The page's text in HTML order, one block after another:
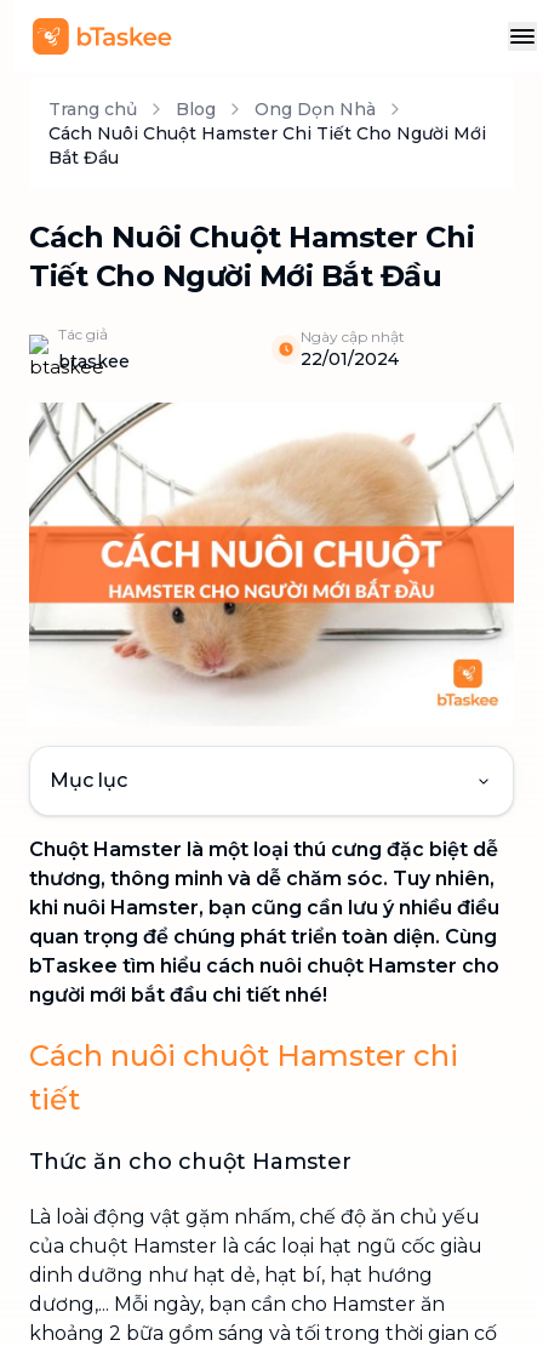
Trang chủ Blog
Ong Dọn Nhà
Cách Nuôi Chuột Hamster Chi Tiết Cho Người Mới
Bắt Đầu
Cách Nuôi Chuột Hamster Chi
Tiết Cho Người Mới Bắt Đầu
Tác giả
btaskee
Ngày cập nhật
22/01/2024
Mục lục
Chuột Hamster là một loại thú cưng đặc biệt dễ
thương, thông minh và dễ chăm sóc. Tuy nhiên,
khi nuôi Hamster, bạn cũng cần lưu ý nhiều điều
quan trọng để chúng phát triển toàn diện. Cùng
bTaskee tìm hiểu cách nuôi chuột Hamster cho
người mới bắt đầu chi tiết nhé!
Cách nuôi chuột Hamster chi
tiết
Thức ăn cho chuột Hamster
Là loài động vật gặm nhấm, chế độ ăn chủ yếu
của chuột Hamster là các loại hạt ngũ cốc giàu
dinh dưỡng như hạt dẻ, hạt bí, hạt hướng
dương,... Mỗi ngày, bạn cần cho Hamster ăn
khoảng 2 bữa gồm sáng và tối trong thời gian cố